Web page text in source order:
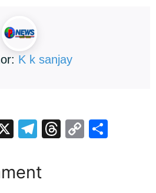
K k sanjay
X
T
e
gr
T
C